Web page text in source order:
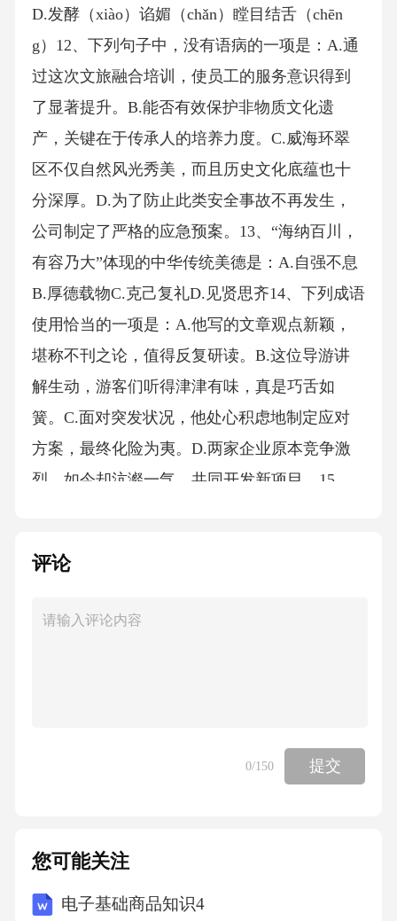
D.发酵（xiào）谄媚（chǎn）瞠目结舌（chēn
g）12、下列句子中，没有语病的一项是：A.通
过这次文旅融合培训，使员工的服务意识得到
了显著提升。B.能否有效保护非物质文化遗
产，关键在于传承人的培养力度。C.威海环翠
区不仅自然风光秀美，而且历史文化底蕴也十
分深厚。D.为了防止此类安全事故不再发生，
公司制定了严格的应急预案。13、“海纳百川，
有容乃大”体现的中华传统美德是：A.自强不息
B.厚德载物C.克己复礼D.见贤思齐14、下列成语
使用恰当的一项是：A.他写的文章观点新颖，
堪称不刊之论，值得反复研读。B.这位导游讲
解生动，游客们听得津津有味，真是巧舌如
簧。C.面对突发状况，他处心积虑地制定应对
方案，最终化险为夷。D.两家企业原本竞争激
烈，如今却沆瀣一气，共同开发新项目。15、
位于山东半岛最东端，三面环海。C.黄河入海
立上头。D.稻花香里说丰年，听取蛙声一片。1
7、下列行为符合职业道德规范的是：A.为提升
操作失误，立即当众指出以警示他人。C.保守
用职务之便，为亲友优先安排服务资源。18、
评论
0/150 提交
您可能关注
电子基础商品知识4